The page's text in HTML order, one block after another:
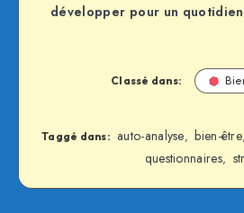
développer pour un
Classé dans:
Taggé dans: auto-analyse, bien-être,
questionnaires,